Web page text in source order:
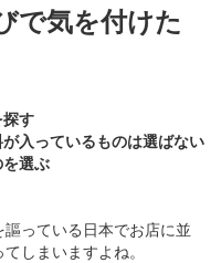
で気を付けた
す
入っているものは選ばない
選ぶ
っている日本でお店に並
しまいますよね。